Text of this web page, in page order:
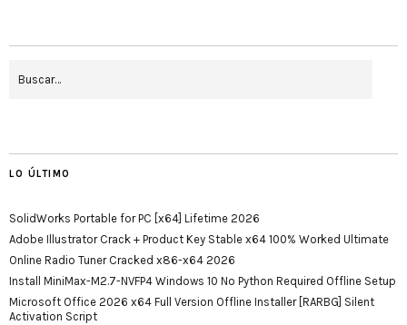
LO ÚLTIMO
SolidWorks Portable for PC [x64] Lifetime 2026
Adobe Illustrator Crack + Product Key Stable x64 100% Worked Ultimate
Online Radio Tuner Cracked x86-x64 2026
Install MiniMax-M2.7-NVFP4 Windows 10 No Python Required Offline Setup
Microsoft Office 2026 x64 Full Version Offline Installer [RARBG] Silent
Activation Script